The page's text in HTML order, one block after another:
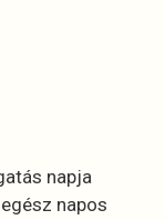
napja
napos